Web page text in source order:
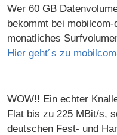
Wer 60 GB
bekommt bei
monatliches
Hier geht´s zu
WOW!! Ein echter
Flat bis zu 225 MBit/s,
deutschen Fest- und